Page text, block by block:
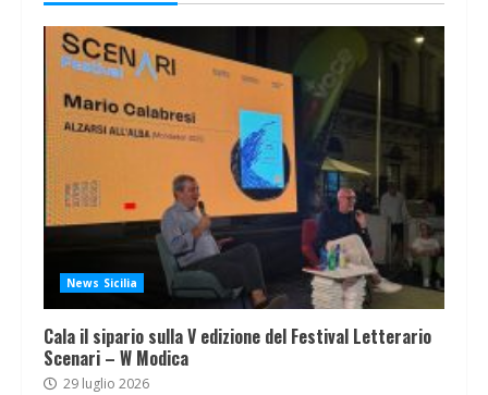
News Sicilia
Cala il sipario sulla V edizione del Festival Letterario
Scenari – W Modica
29 luglio 2026